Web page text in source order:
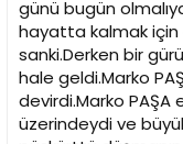
günü bugün
hayatta kalmak için
sanki.Derken bir
hale geldi.Marko
devirdi.Marko PAŞA
üzerindeydi ve